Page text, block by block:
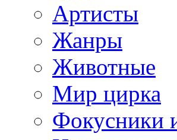
Артисты
Жанры
Животные
Мир цирка
Фокусники